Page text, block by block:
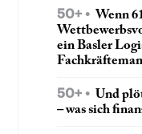
50+
Wenn
ein Basler
50+
Und
– was sich